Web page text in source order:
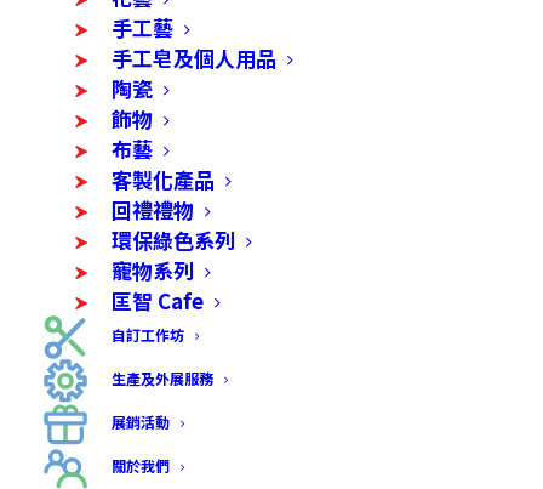
手工藝
手工皂及個人用品
陶瓷
飾物
布藝
客製化產品
回禮禮物
環保綠色系列
寵物系列
匡智 Cafe
自訂工作坊
生產及外展服務
展銷活動
關於我們